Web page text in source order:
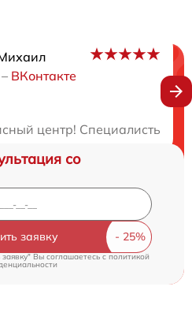
ВКонтакте
центр! Специалисты
со
заявку
Вы соглашаетесь cполитикой